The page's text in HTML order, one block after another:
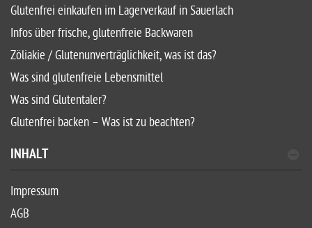
Glutenfrei einkaufen im Lagerverkauf in Sauerlach
Infos über frische, glutenfreie Backwaren
Zöliakie / Glutenunverträglichkeit, was ist das?
Was sind glutenfreie Lebensmittel
Was sind Glutentaler?
Glutenfrei backen – Was ist zu beachten?
INHALT
Impressum
AGB